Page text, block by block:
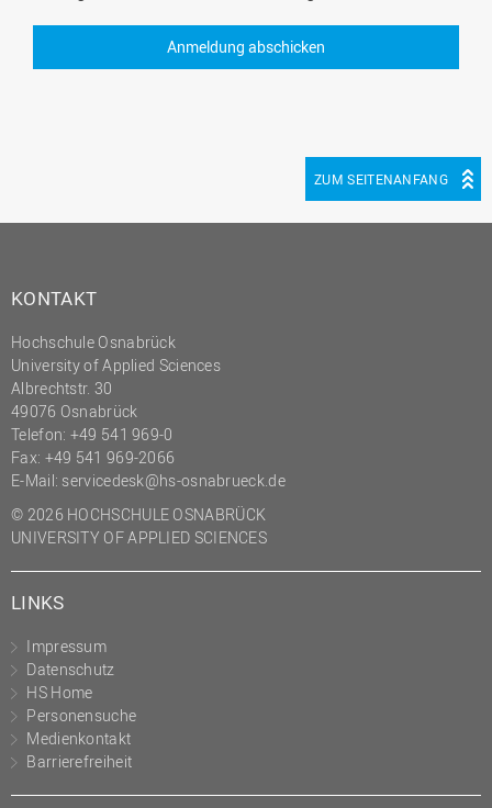
ZUM SEITENANFANG
KONTAKT
Hochschule Osnabrück
University of Applied Sciences
Albrechtstr. 30
49076 Osnabrück
Telefon: +49 541 969-0
Fax: +49 541 969-2066
E-Mail: servicedesk@hs-osnabrueck.de
© 2026 HOCHSCHULE OSNABRÜCK
UNIVERSITY OF APPLIED SCIENCES
LINKS
Impressum
Datenschutz
HS Home
Personensuche
Medienkontakt
Barrierefreiheit